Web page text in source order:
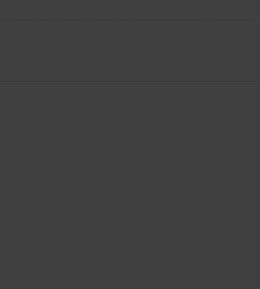
de três camadas incorporado,